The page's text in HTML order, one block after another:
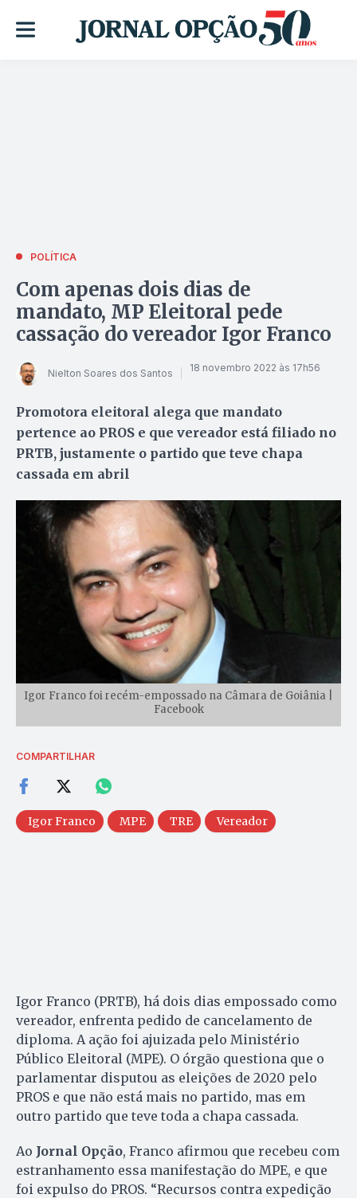
POLÍTICA
Com apenas dois dias de
mandato, MP Eleitoral pede
cassação do vereador Igor Franco
Nielton Soares dos Santos 18 novembro 2022 às 17h56
Promotora eleitoral alega que mandato
pertence ao PROS e que vereador está filiado no
PRTB, justamente o partido que teve chapa
cassada em abril
Igor Franco foi recém-empossado na Câmara de Goiânia |
Facebook
COMPARTILHAR
Igor Franco MPE TRE Vereador
Igor Franco (PRTB), há dois dias empossado como
vereador, enfrenta pedido de cancelamento de
diploma. A ação foi ajuizada pelo Ministério
Público Eleitoral (MPE). O órgão questiona que o
parlamentar disputou as eleições de 2020 pelo
PROS e que não está mais no partido, mas em
outro partido que teve toda a chapa cassada.
Ao Jornal Opção, Franco afirmou que recebeu com
estranhamento essa manifestação do MPE, e que
foi expulso do PROS. “Recursos contra expedição